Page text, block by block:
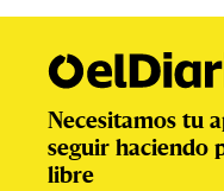
Necesitamos tu
seguir haciendo
libre